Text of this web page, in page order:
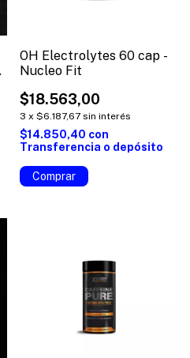
OH Electrolytes 60 cap -
Nucleo Fit
$18.563,00
3 x $6.187,67 sin interés
$14.850,40 con
Transferencia o depósito